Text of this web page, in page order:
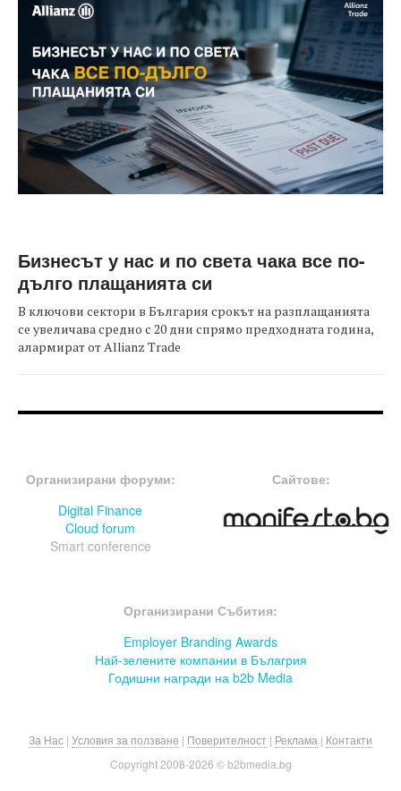
Бизнесът у нас и по света чака все по-
дълго плащанията си
В ключови сектори в България срокът на разплащанията
се увеличава средно с 20 дни спрямо предходната година,
алармират от Allianz Trade
Организирани форуми:
Digital Finance
Cloud forum
Smart conference
Сайтове:
Организирани Събития:
Employer Branding Awards
Най-зелените компании в Бълагрия
Годишни награди на b2b Media
За Нас | Условия за ползване | Поверителност | Реклама | Контакти
Copyright 2008-2026 © b2bmedia.bg